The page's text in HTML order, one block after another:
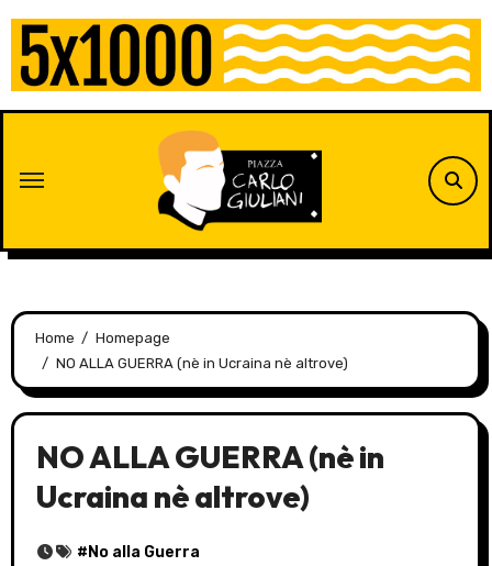
Skip
content
Home
Homepage
NO ALLA GUERRA (nè in Ucraina nè altrove)
NO ALLA GUERRA (nè in
Ucraina nè altrove)
# No alla Guerra